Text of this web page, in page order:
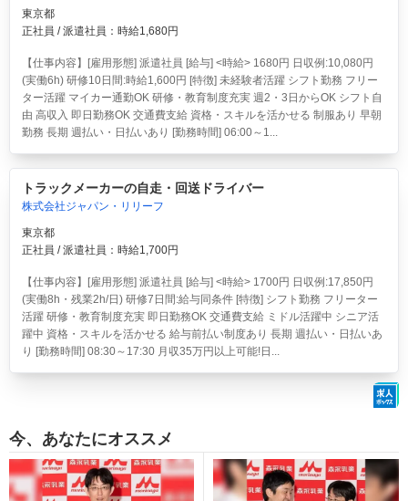
東京都
正社員 / 派遣社員：時給1,680円
【仕事内容】[雇用形態] 派遣社員 [給与] <時給> 1680円 日収例:10,080円
(実働6h) 研修10日間:時給1,600円 [特徴] 未経験者活躍 シフト勤務 フリー
ター活躍 マイカー通勤OK 研修・教育制度充実 週2・3日からOK シフト自
由 高収入 即日勤務OK 交通費支給 資格・スキルを活かせる 制服あり 早朝
勤務 長期 週払い・日払いあり [勤務時間] 06:00～1...
トラックメーカーの自走・回送ドライバー
株式会社ジャパン・リリーフ
東京都
正社員 / 派遣社員：時給1,700円
【仕事内容】[雇用形態] 派遣社員 [給与] <時給> 1700円 日収例:17,850円
(実働8h・残業2h/日) 研修7日間:給与同条件 [特徴] シフト勤務 フリーター
活躍 研修・教育制度充実 即日勤務OK 交通費支給 ミドル活躍中 シニア活
躍中 資格・スキルを活かせる 給与前払い制度あり 長期 週払い・日払いあ
り [勤務時間] 08:30～17:30 月収35万円以上可能!日...
今、あなたにオススメ